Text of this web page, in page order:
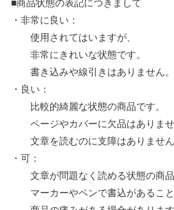
■商品状態の表記につきまして
・非常に良い：
使用されてはいますが、
非常にきれいな状態です。
書き込みや線引きはありません。
・良い：
比較的綺麗な状態の商品です。
ページやカバーに欠品はありませ
文章を読むのに支障はありません
・可：
文章が問題なく読める状態の商品
マーカーやペンで書込があること